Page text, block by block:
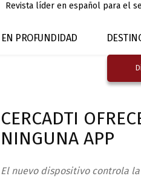
Revista líder en español para el
EN PROFUNDIDAD
CERCADTI
NINGUNA APP
El nuevo dispositivo controla